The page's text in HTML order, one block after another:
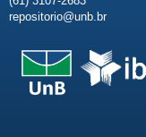
repositorio@unb.br